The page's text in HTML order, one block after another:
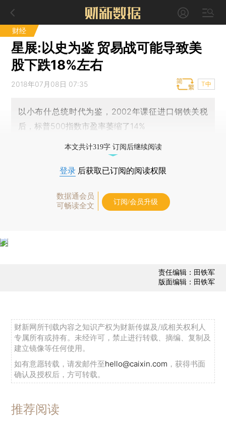
财经
星展:以史为鉴 贸易战可能导致美
股下跌18%左右
2018年07月08日 07:35 T中
以小布什总统时代为鉴，2002年课征进口钢铁关税
后，标普500指数市盈率萎缩了14%
本文共计319字 订阅后继续阅读
登录 后获取已订阅的阅读权限
数据通会员
可畅读全文
订阅/会员升级
责任编辑：田铁军
版面编辑：田铁军
财新网所刊载内容之知识产权为财新传媒及/或相关权利人
专属所有或持有。未经许可，禁止进行转载、摘编、复制及
建立镜像等任何使用。
如有意愿转载，请发邮件至hello@caixin.com ，获得书面
确认及授权后，方可转载。
推荐阅读